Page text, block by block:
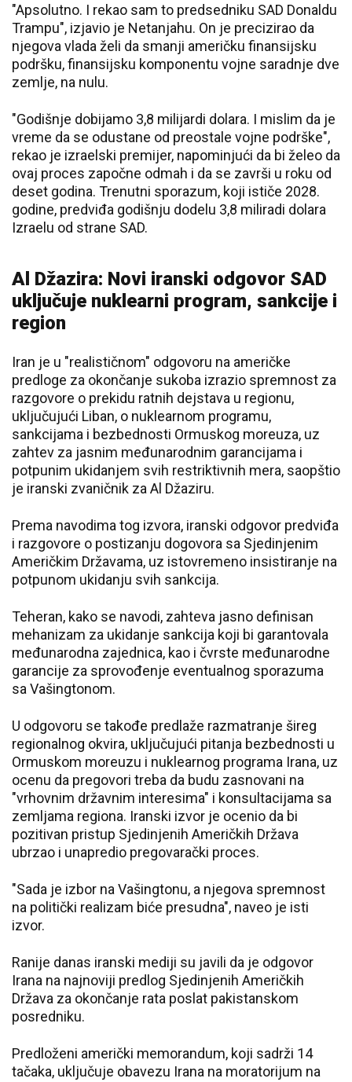
"Apsolutno. I rekao sam to predsedniku SAD Donaldu
Trampu", izjavio je Netanjahu. On je precizirao da
njegova vlada želi da smanji američku finansijsku
podršku, finansijsku komponentu vojne saradnje dve
zemlje, na nulu.
"Godišnje dobijamo 3,8 milijardi dolara. I mislim da je
vreme da se odustane od preostale vojne podrške",
rekao je izraelski premijer, napominjući da bi želeo da
ovaj proces započne odmah i da se završi u roku od
deset godina. Trenutni sporazum, koji ističe 2028.
godine, predviđa godišnju dodelu 3,8 miliradi dolara
Izraelu od strane SAD.
Al Džazira: Novi iranski odgovor SAD
uključuje nuklearni program, sankcije i
region
Iran je u "realističnom" odgovoru na američke
predloge za okončanje sukoba izrazio spremnost za
razgovore o prekidu ratnih dejstava u regionu,
uključujući Liban, o nuklearnom programu,
sankcijama i bezbednosti Ormuskog moreuza, uz
zahtev za jasnim međunarodnim garancijama i
potpunim ukidanjem svih restriktivnih mera, saopštio
je iranski zvaničnik za Al Džaziru.
Prema navodima tog izvora, iranski odgovor predviđa
i razgovore o postizanju dogovora sa Sjedinjenim
Američkim Državama, uz istovremeno insistiranje na
potpunom ukidanju svih sankcija.
Teheran, kako se navodi, zahteva jasno definisan
mehanizam za ukidanje sankcija koji bi garantovala
međunarodna zajednica, kao i čvrste međunarodne
garancije za sprovođenje eventualnog sporazuma
sa Vašingtonom.
U odgovoru se takođe predlaže razmatranje šireg
regionalnog okvira, uključujući pitanja bezbednosti u
Ormuskom moreuzu i nuklearnog programa Irana, uz
ocenu da pregovori treba da budu zasnovani na
"vrhovnim državnim interesima" i konsultacijama sa
zemljama regiona. Iranski izvor je ocenio da bi
pozitivan pristup Sjedinjenih Američkih Država
ubrzao i unapredio pregovarački proces.
"Sada je izbor na Vašingtonu, a njegova spremnost
na politički realizam biće presudna", naveo je isti
izvor.
Ranije danas iranski mediji su javili da je odgovor
Irana na najnoviji predlog Sjedinjenih Američkih
Država za okončanje rata poslat pakistanskom
posredniku.
Predloženi američki memorandum, koji sadrži 14
tačaka, uključuje obavezu Irana na moratorijum na